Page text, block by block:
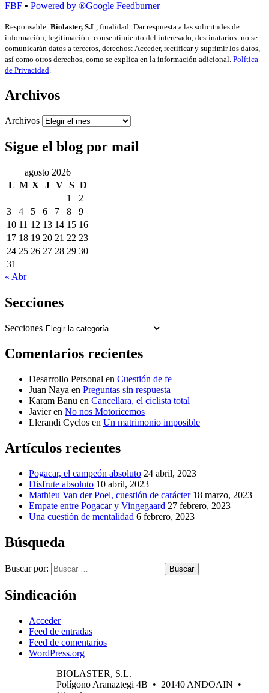
FBF ▪ Powered by ®Google Feedburner
Responsable: Biolaster, S.L, finalidad: Dar respuesta a las solicitudes de
información, legitimación: consentimiento del interesado, destinatarios: no se
comunicarán datos a terceros, derechos: Acceder, rectificar y suprimir los datos,
así como otros derechos, como se explica en la información adicional. Política
de Privacidad.
Archivos
Archivos
Sigue el blog por mail
agosto 2026
L M X J V S D
1
2
3
4 5 6 7 8
9
10 11 12 13 14 15 16
17 18 19 20 21 22 23
24 25 26 27 28 29 30
31
« Abr
Secciones
Secciones
Comentarios recientes
Desarrollo Personal en Cuestión de fe
Juan Naya en Preguntas sin respuesta
Karam Banu en Cancellara, el ciclista total
Javieren No nos Motoricemos
Llerandi Cyclos en Un matrimonio imposible
Artículos recientes
Pogacar, el campeón absoluto 24 abril, 2023
Disfrute absoluto 10 abril, 2023
Mathieu Van der Poel, cuestión de carácter 18 marzo, 2023
Empate entre Pogacar y Vingegaard 27 febrero, 2023
Una cuestión de mentalidad 6 febrero, 2023
Búsqueda
Buscar por: Buscar
Sindicación
Acceder
Feed de entradas
Feed de comentarios
WordPress.org
BIOLASTER, S.L.
Polígono Aranaztegi 4B • 20140 ANDOAIN •